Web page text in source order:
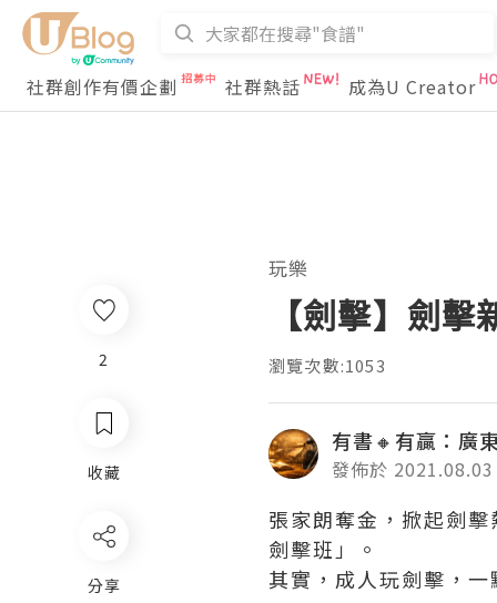
社群創作有價企劃 社群熱話 成為U Creator
玩樂
【劍擊】劍
瀏覽次數:1053
有書🔸有贏：廣
發佈於 2021.08.03
張家朗奪金，掀起劍
劍擊班」。
其實，成人玩劍擊，
2
收藏
分享